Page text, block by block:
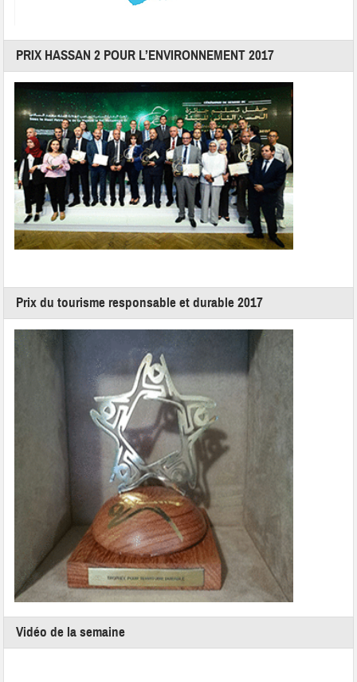
PRIX HASSAN 2 POUR L’ENVIRONNEMENT 2017
Prix du tourisme responsable et durable 2017
Vidéo de la semaine